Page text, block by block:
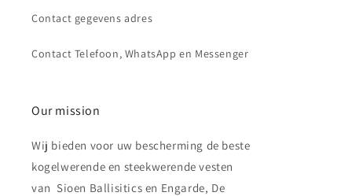
Contact gegevens adres
Contact Telefoon, WhatsApp en Messenger
Our mission
Wij bieden voor uw bescherming de beste
kogelwerende en steekwerende vesten
van Sioen Ballisitics en Engarde, De